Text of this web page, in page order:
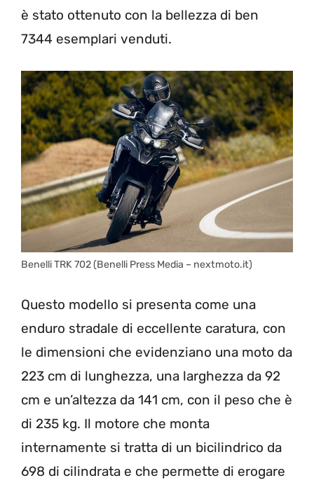
è stato ottenuto con la bellezza di ben
7344 esemplari venduti.
Benelli TRK 702 (Benelli Press Media – nextmoto.it)
Questo modello si presenta come una
enduro stradale di eccellente caratura, con
le dimensioni che evidenziano una moto da
223 cm di lunghezza, una larghezza da 92
cm e un’altezza da 141 cm, con il peso che è
di 235 kg. Il motore che monta
internamente si tratta di un bicilindrico da
698 di cilindrata e che permette di erogare